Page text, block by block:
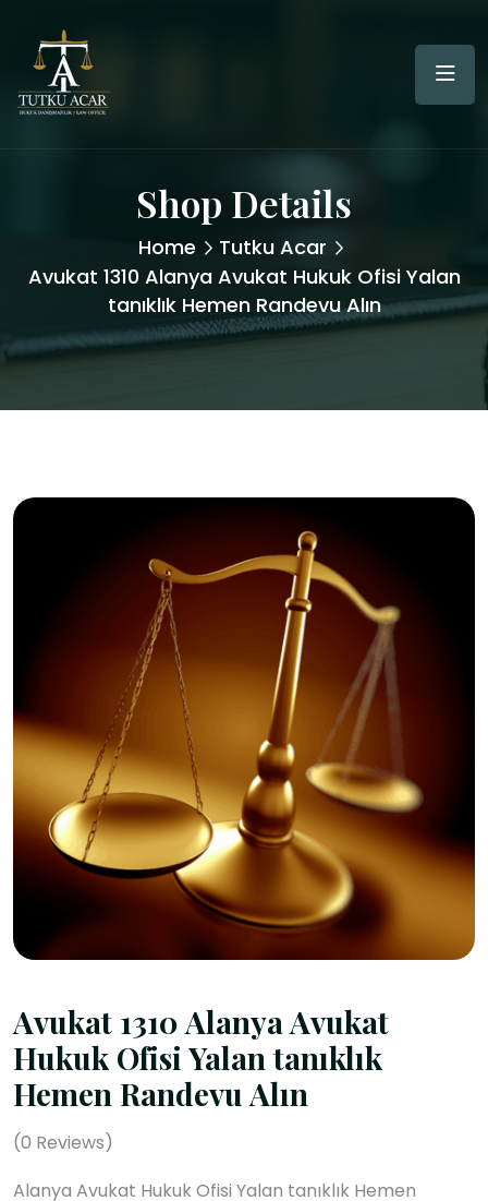
Shop Details
Home
Tutku Acar
Avukat 1310 Alanya Avukat Hukuk Ofisi Yalan
tanıklık Hemen Randevu Alın
Avukat 1310 Alanya Avukat
Hukuk Ofisi Yalan tanıklık
Hemen Randevu Alın
(0 Reviews)
Alanya Avukat Hukuk Ofisi Yalan tanıklık Hemen